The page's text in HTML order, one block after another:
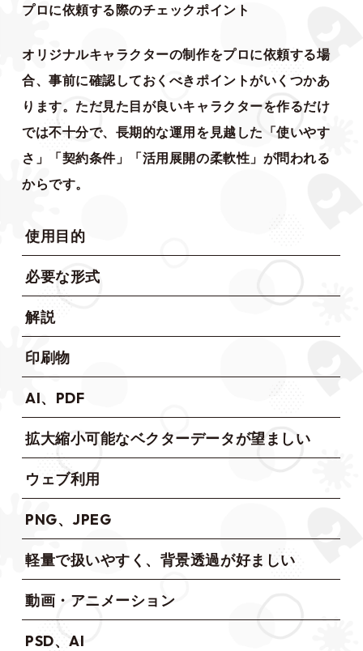
プロに依頼する際のチェックポイント
オリジナルキャラクターの制作をプロに依頼する場
合、事前に確認しておくべきポイントがいくつかあ
ります。ただ見た目が良いキャラクターを作るだけ
では不十分で、長期的な運用を見越した「使いやす
さ」「契約条件」「活用展開の柔軟性」が問われる
からです。
使用目的
必要な形式
解説
印刷物
AI、PDF
拡大縮小可能なベクターデータが望ましい
ウェブ利用
PNG、JPEG
軽量で扱いやすく、背景透過が好ましい
動画・アニメーション
PSD、AI